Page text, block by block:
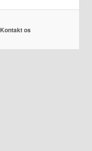
Kontakt os